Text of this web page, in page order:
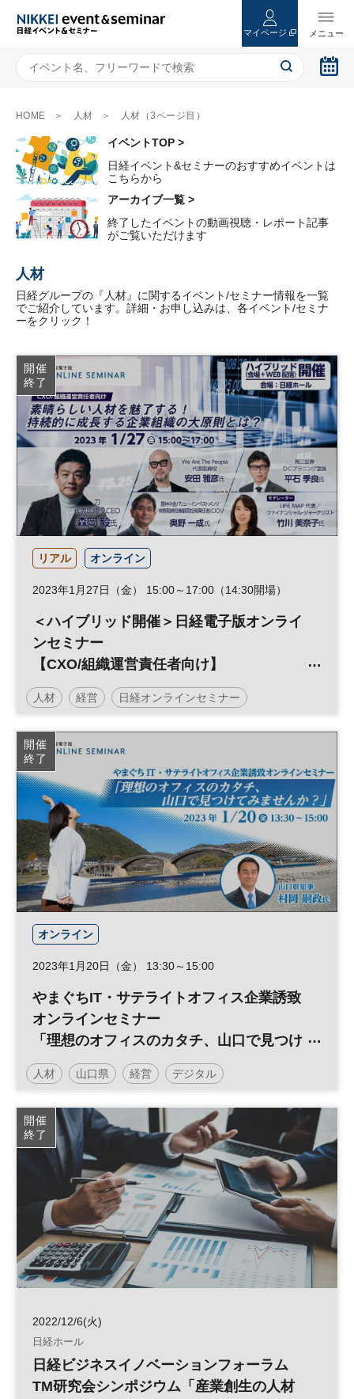
マイページ
HOME 人材 人材（3ページ目）
イベントTOP >
日経イベント&セミナーのおすすめイベントは
こちらから
アーカイブ一覧 >
終了したイベントの動画視聴・レポート記事
がご覧いただけます
人材
日経グループの『人材』に関するイベント/セミナー情報を一覧
でご紹介しています。詳細・お申し込みは、各イベント/セミナ
ーをクリック！
開催
終了
リアル オンライン
2023年1月27日（金） 15:00～17:00（14:30開場）
＜ハイブリッド開催＞日経電子版オンライ
ンセミナー
【CXO/組織運営責任者向け】
素晴らしい人材を魅了する！持続的に成長
する企業組織の大原則とは？
人材 経営 日経オンラインセミナー
開催
終了
オンライン
2023年1月20日（金） 13:30～15:00
やまぐちIT・サテライトオフィス企業誘致
オンラインセミナー
「理想のオフィスのカタチ、山口で見つけ
てみませんか？」
人材 山口県 経営 デジタル
日経オンラインセミナー
開催
終了
2022/12/6(火)
日経ホール
日経ビジネスイノベーションフォーラム
TM研究会シンポジウム「産業創生の人材